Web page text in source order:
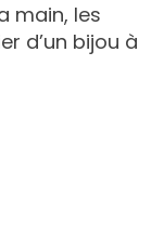
main, les
d’un bijou à